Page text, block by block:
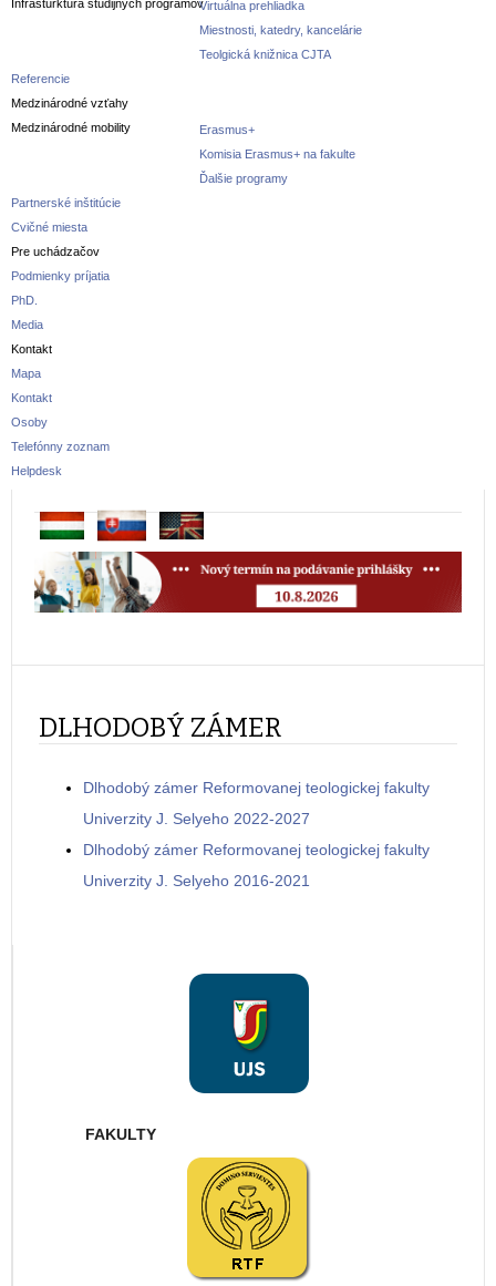
Infrašturktura študijných programovVirtuálna prehliadka
Miestnosti, katedry, kancelárie
Teolgická knižnica CJTA
Referencie
Medzinárodné vzťahy
Medzinárodné mobility
Erasmus+
Komisia Erasmus+ na fakulte
Ďalšie programy
Partnerské inštitúcie
Cvičné miesta
Pre uchádzačov
Podmienky príjatia
PhD.
Media
Kontakt
Mapa
Kontakt
Osoby
Telefónny zoznam
Helpdesk
DLHODOBÝ ZÁMER
Dlhodobý zámer Reformovanej teologickej fakulty
Univerzity J. Selyeho 2022-2027
Dlhodobý zámer Reformovanej teologickej fakulty
Univerzity J. Selyeho 2016-2021
FAKULTY